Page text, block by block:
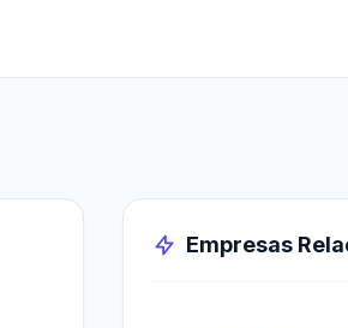
Empresas